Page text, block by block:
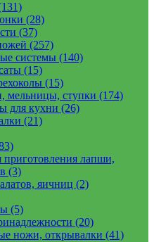
(28)
(37)
(257)
системы (140)
(15)
(15)
мельницы, ступки (174)
для кухни (26)
(21)
приготовления лапши,
(3)
яичниц (2)
(5)
(20)
ножи, открывалки (41)